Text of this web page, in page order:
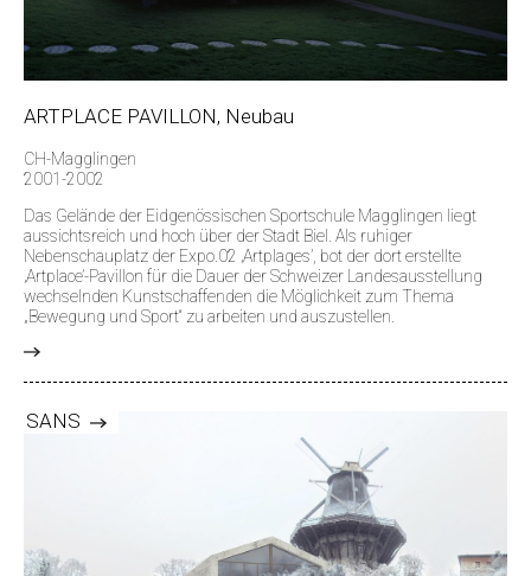
ARTPLACE PAVILLON, Neubau
CH-Magglingen
2001-2002
Das Gelände der Eidgenössischen Sportschule Magglingen liegt
aussichtsreich und hoch über der Stadt Biel. Als ruhiger
Nebenschauplatz der Expo.02 ‚Artplages’, bot der dort erstellte
‚Artplace’-Pavillon für die Dauer der Schweizer Landesausstellung
wechselnden Kunstschaffenden die Möglichkeit zum Thema
„Bewegung und Sport“ zu arbeiten und auszustellen.
SANS